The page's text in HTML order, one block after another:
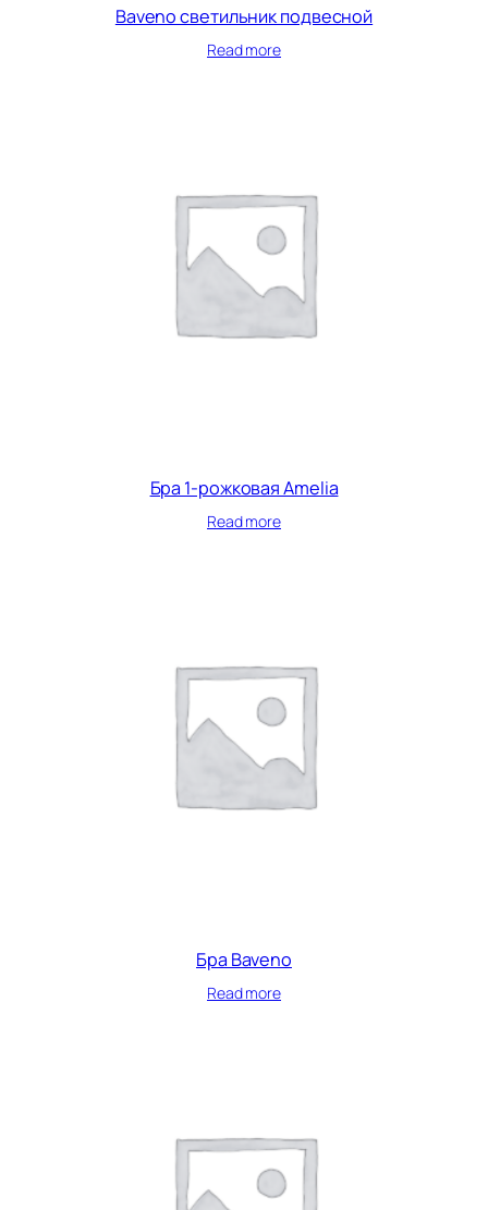
Baveno светильник подвесной
Read more
Бра 1-рожковая Amelia
Read more
Бра Baveno
Read more